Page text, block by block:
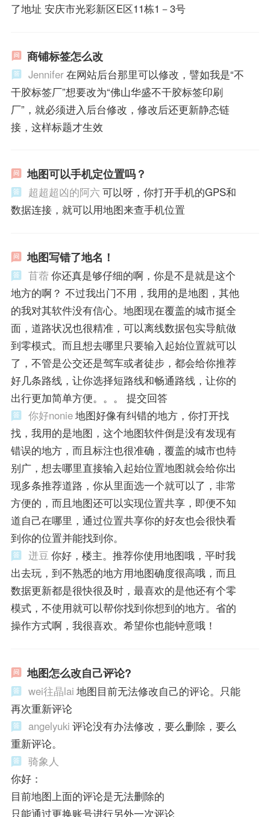
了地址 安庆市光彩新区E区11栋1－3号
商铺标签怎么改
Jennifer在网站后台那里可以修改，譬如我是“不
干胶标签厂”想要改为“佛山华盛不干胶标签印刷
厂”，就必须进入后台修改，修改后还更新静态链
接，这样标题才生效
地图可以手机定位置吗？
超超超凶的阿六 可以呀，你打开手机的GPS和
数据连接，就可以用地图来查手机位置
地图写错了地名！
苜蓿 你还真是够仔细的啊，你是不是就是这个
地方的啊？ 不过我出门不用，我用的是地图，其他
的我对其软件没有信心。地图现在覆盖的城市挺全
面，道路状况也很精准，可以离线数据包实导航做
到零模式。而且想去哪里只要输入起始位置就可以
了，不管是公交还是驾车或者徒步，都会给你推荐
好几条路线，让你选择短路线和畅通路线，让你的
出行更加简单方便。。。 提交回答
你好nonie地图好像有纠错的地方，你打开找
找，我用的是地图，这个地图软件倒是没有发现有
错误的地方，而且标注也很准确，覆盖的城市也特
别广，想去哪里直接输入起始位置地图就会给你出
现多条推荐道路，你从里面选一个就可以了，非常
方便的，而且地图还可以实现位置共享，即便不知
道自己在哪里，通过位置共享你的好友也会很快看
到你的位置并能找到你。
迸豆 你好，楼主。推荐你使用地图哦，平时我
出去玩，到不熟悉的地方用地图确度很高哦，而且
数据更新都是很快很及时，最喜欢的是他还有个零
模式，不使用就可以帮你找到你想到的地方。省的
操作方式啊，我很喜欢。希望你也能钟意哦！
地图怎么改自己评论?
wei往晶lai 地图目前无法修改自己的评论。只能
再次重新评论
angelyuki 评论没有办法修改，要么删除，要么
重新评论。
骑象人
你好：
目前地图上面的评论是无法删除的
只能通过更换账号进行另外一次评论